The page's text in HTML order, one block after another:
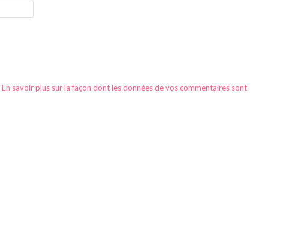
En savoir plus sur la façon dont les données de vos commentaires sont